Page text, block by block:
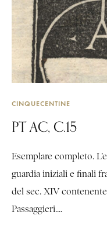
CINQUECENTINE
PT AC, C.15
Esemplare completo.
guardia iniziali e finali
del sec. XIV
Passaggieri....